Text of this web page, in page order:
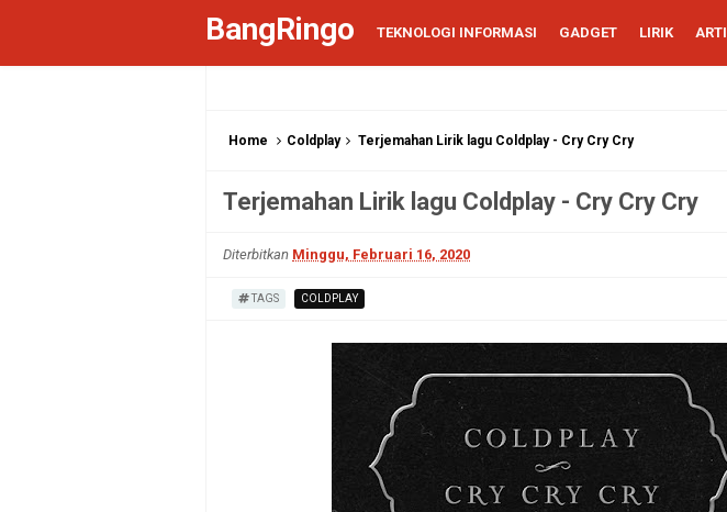
BangRingo TEKNOLOGI INFORMASI GADGET LIRIK ARTI
Home Coldplay Terjemahan Lirik lagu Coldplay - Cry Cry Cry
Terjemahan Lirik lagu Coldplay - Cry Cry Cry
Diterbitkan Minggu, Februari 16, 2020
TAGS COLDPLAY